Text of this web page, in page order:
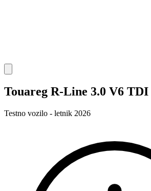
Touareg R-Line 3.0 V6
Testno vozilo - letnik 2026